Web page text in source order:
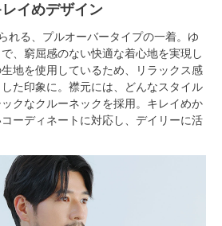
イめデザイン
れる、プルオーバータイプの一着。ゆ
、窮屈感のない快適な着心地を実現し
地を使用しているため、リラックス感
た印象に。襟元には、どんなスタイル
クなクルーネックを採用。キレイめか
ーディネートに対応し、デイリーに活